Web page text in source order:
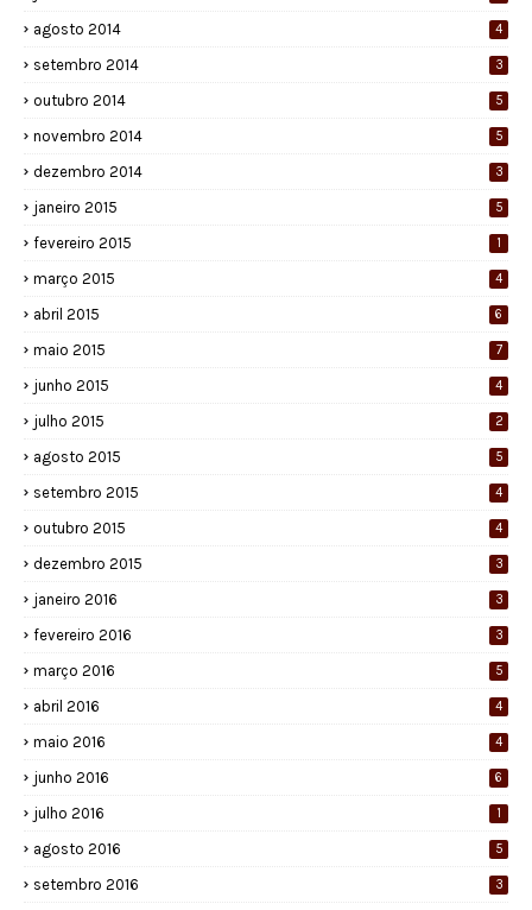
agosto 2014 4
setembro 2014 3
outubro 2014 5
novembro 2014 5
dezembro 2014 3
janeiro 2015 5
fevereiro 2015 1
março 2015 4
abril 2015 6
maio 2015 7
junho 2015 4
julho 2015 2
agosto 2015 5
setembro 2015 4
outubro 2015 4
dezembro 2015 3
janeiro 2016 3
fevereiro 2016 3
março 2016 5
abril 2016 4
maio 2016 4
junho 2016 6
julho 2016 1
agosto 2016 5
setembro 2016 3